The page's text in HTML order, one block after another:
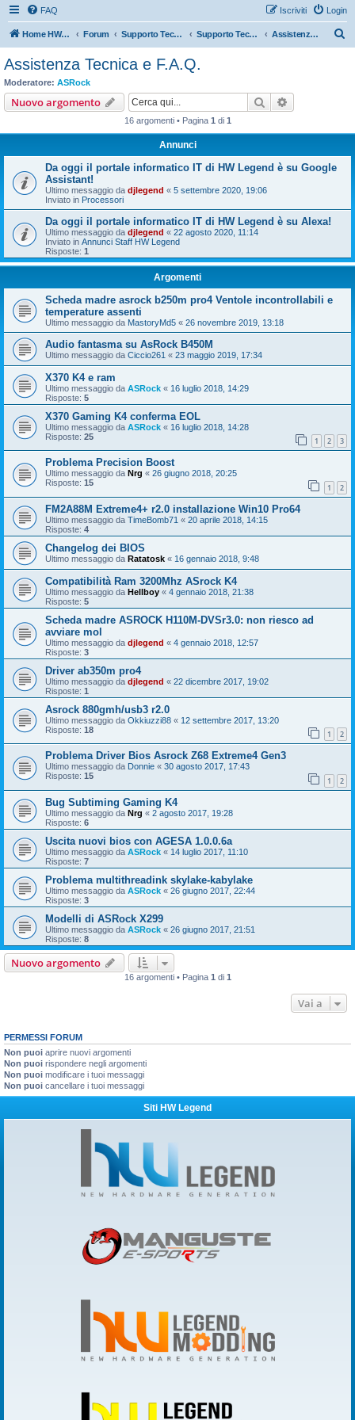
FAQ Login
Iscriviti
Home HW Legend Forum Supporto Tecnico Ufficiale Aziende Supporto Tecnico Ufficiale ASRock Assistenza Tecnica e F.A.Q.
Assistenza Tecnica e F.A.Q.
Moderatore: ASRock
Nuovo argomento Cerca
16 argomenti • Pagina 1 di 1
Annunci
Da oggi il portale informatico IT di HW Legend è su Google
Assistant!
Ultimo messaggio da djlegend « 5 settembre 2020, 19:06
Inviato in Processori
Da oggi il portale informatico IT di HW Legend è su Alexa!
Ultimo messaggio da djlegend « 22 agosto 2020, 11:14
Inviato in Annunci Staff HW Legend
Risposte: 1
Argomenti
Scheda madre asrock b250m pro4 Ventole incontrollabili e
temperature assenti
Ultimo messaggio da MastoryMd5 « 26 novembre 2019, 13:18
Audio fantasma su AsRock B450M
Ultimo messaggio da Ciccio261 « 23 maggio 2019, 17:34
X370 K4 e ram
Ultimo messaggio da ASRock « 16 luglio 2018, 14:29
Risposte: 5
X370 Gaming K4 conferma EOL
Ultimo messaggio da ASRock « 16 luglio 2018, 14:28
Risposte: 25 1 2 3
Problema Precision Boost
Ultimo messaggio da Nrg « 26 giugno 2018, 20:25
Risposte: 15 1 2
FM2A88M Extreme4+ r2.0 installazione Win10 Pro64
Ultimo messaggio da TimeBomb71 « 20 aprile 2018, 14:15
Risposte: 4
Changelog dei BIOS
Ultimo messaggio da Ratatosk « 16 gennaio 2018, 9:48
Compatibilità Ram 3200Mhz ASrock K4
Ultimo messaggio da Hellboy « 4 gennaio 2018, 21:38
Risposte: 5
Scheda madre ASROCK H110M-DVSr3.0: non riesco ad
avviare mol
Ultimo messaggio da djlegend « 4 gennaio 2018, 12:57
Risposte: 3
Driver ab350m pro4
Ultimo messaggio da djlegend « 22 dicembre 2017, 19:02
Risposte: 1
Asrock 880gmh/usb3 r2.0
Ultimo messaggio da Okkiuzzi88 « 12 settembre 2017, 13:20
Risposte: 18 1 2
Problema Driver Bios Asrock Z68 Extreme4 Gen3
Ultimo messaggio da Donnie « 30 agosto 2017, 17:43
Risposte: 15 1 2
Bug Subtiming Gaming K4
Ultimo messaggio da Nrg « 2 agosto 2017, 19:28
Risposte: 6
Uscita nuovi bios con AGESA 1.0.0.6a
Ultimo messaggio da ASRock « 14 luglio 2017, 11:10
Risposte: 7
Problema multithreadink skylake-kabylake
Ultimo messaggio da ASRock « 26 giugno 2017, 22:44
Risposte: 3
Modelli di ASRock X299
Ultimo messaggio da ASRock « 26 giugno 2017, 21:51
Risposte: 8
Nuovo argomento
16 argomenti • Pagina 1 di 1
Vai a
PERMESSI FORUM
Non puoi aprire nuovi argomenti
Non puoi rispondere negli argomenti
Non puoi modificare i tuoi messaggi
Non puoi cancellare i tuoi messaggi
Siti HW Legend